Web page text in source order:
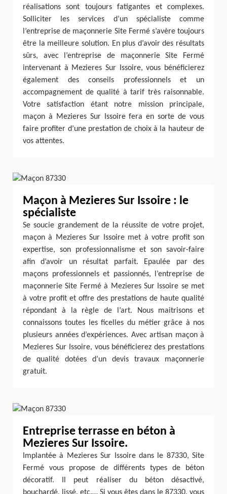
réalisations sont toujours fatigantes et complexes.
Solliciter les services d’un spécialiste comme
l’entreprise de maçonnerie Site Fermé s’avère toujours
être la meilleure solution. En plus d’avoir des résultats
sûrs, avec l’entreprise de maçonnerie Site Fermé
intervenant à Mezieres Sur Issoire, vous bénéficierez
également des conseils professionnels et un
accompagnement de qualité à tarif très raisonnable.
Votre satisfaction étant notre mission principale,
maçon à Mezieres Sur Issoire fera en sorte de vous
faire profiter d’une prestation de choix à la hauteur de
vos attentes.
Maçon à Mezieres Sur Issoire : le
spécialiste
Se soucie grandement de la réussite de votre projet,
maçon à Mezieres Sur Issoire met à votre profit son
expertise, son professionnalisme et son savoir-faire
afin d’avoir un résultat parfait. Epaulée par des
maçons professionnels et passionnés, l’entreprise de
maçonnerie Site Fermé à Mezieres Sur Issoire se met
à votre profit et offre des prestations de haute qualité
répondant à la règle de l’art. Nous maitrisons et
connaissons toutes les ficelles du métier grâce à nos
plusieurs années d’expériences. Avec artisan maçon à
Mezieres Sur Issoire, vous bénéficierez des prestations
de qualité dotées d’un devis travaux maçonnerie
gratuit.
Entreprise terrasse en béton à
Mezieres Sur Issoire.
Implantée à Mezieres Sur Issoire dans le 87330, Site
Fermé vous propose de différents types de béton
décoratif. Il peut réaliser du béton désactivé,